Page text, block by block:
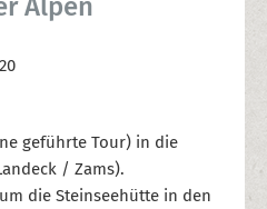
Alpen
geführte Tour) in die
/ Zams).
die Steinseehütte in den